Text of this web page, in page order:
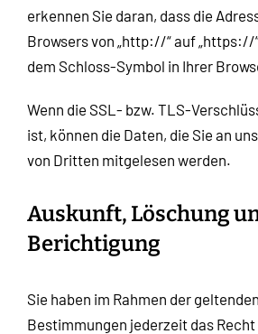
erkennen Sie daran, dass die
Browsers von „http://“ auf „https://
dem Schloss-Symbol in Ihrer
Wenn die SSL- bzw. TLS-
ist, können die Daten, die Sie an
von Dritten mitgelesen werden.
Auskunft, Löschung
Berichtigung
Sie haben im Rahmen der
Bestimmungen jederzeit das